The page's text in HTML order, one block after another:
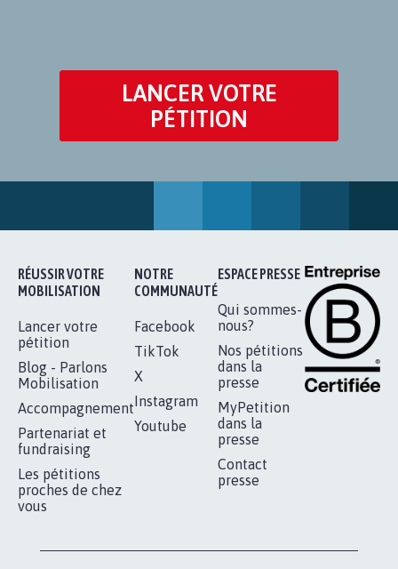
LANCER VOTRE
PÉTITION
RÉUSSIR VOTRE
MOBILISATION
Lancer votre
pétition
Blog - Parlons
Mobilisation
Accompagnement
Partenariat et
fundraising
Les pétitions
proches de chez
vous
NOTRE
COMMUNAUTÉ
Facebook
TikTok
X
Instagram
Youtube
ESPACE PRESSE
Qui sommes-
nous?
Nos pétitions
dans la
presse
MyPetition
dans la
presse
Contact
presse